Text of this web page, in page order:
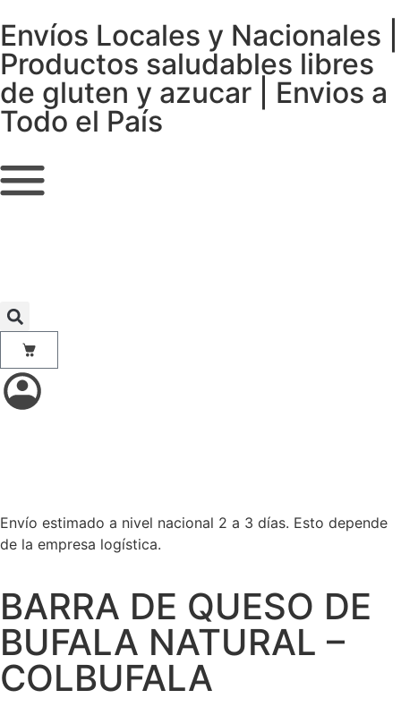
Envíos Locales y Nacionales |
Productos saludables libres
de gluten y azucar | Envios a
Todo el País
Envío estimado a nivel nacional 2 a 3 días. Esto depende
de la empresa logística.
BARRA DE QUESO DE
BUFALA NATURAL –
COLBUFALA